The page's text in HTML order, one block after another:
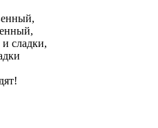
сладки,